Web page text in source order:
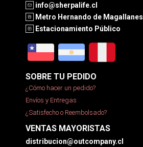
info@sherpalife.cl
Metro Hernando de Magallanes
Estacionamiento Público
SOBRE TU PEDIDO
¿Cómo hacer un pedido?
Envíos y Entregas
¿Satisfecho o Reembolsado?
VENTAS MAYORISTAS
distribucion@outcompany.cl